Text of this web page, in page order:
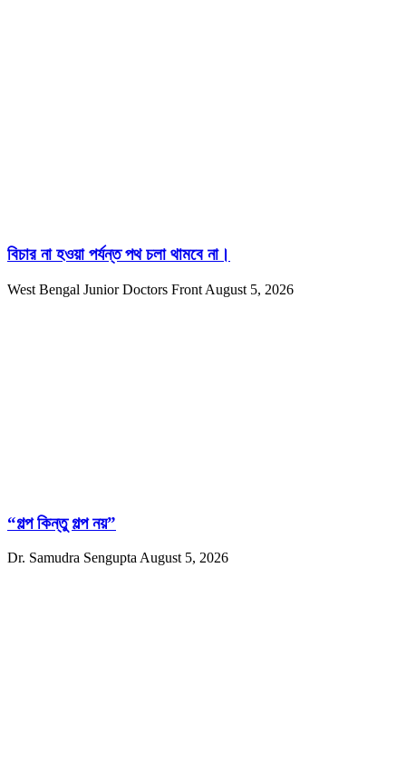
বিচার না হওয়া পর্যন্ত পথ চলা থামবে না।
West Bengal Junior Doctors Front August 5, 2026
“গল্প কিন্তু গল্প নয়”
Dr. Samudra Sengupta August 5, 2026